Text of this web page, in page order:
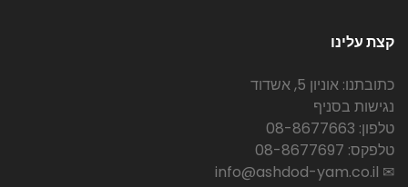
קצת עלינו
כתובתנו: אוניון 5, אשדוד
נגישות בסניף
טלפון: 08-8677663
טלפקס: 08-8677697
✉ info@ashdod-yam.co.il